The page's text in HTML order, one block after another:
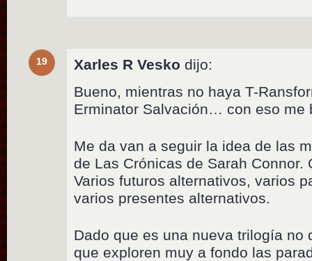
19 Xarles R Vesko dijo:
Bueno, mientras no haya T-
Erminator Salvación… con eso me
Me da van a seguir la idea de las
de Las Crónicas de Sarah Connor.
Varios futuros alternativos, varios
varios presentes alternativos.
Dado que es una nueva trilogía no
que exploren muy a fondo las